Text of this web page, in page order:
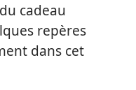
cadeau
repères
dans cet